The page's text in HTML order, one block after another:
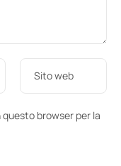
Sito web
questo browser per la